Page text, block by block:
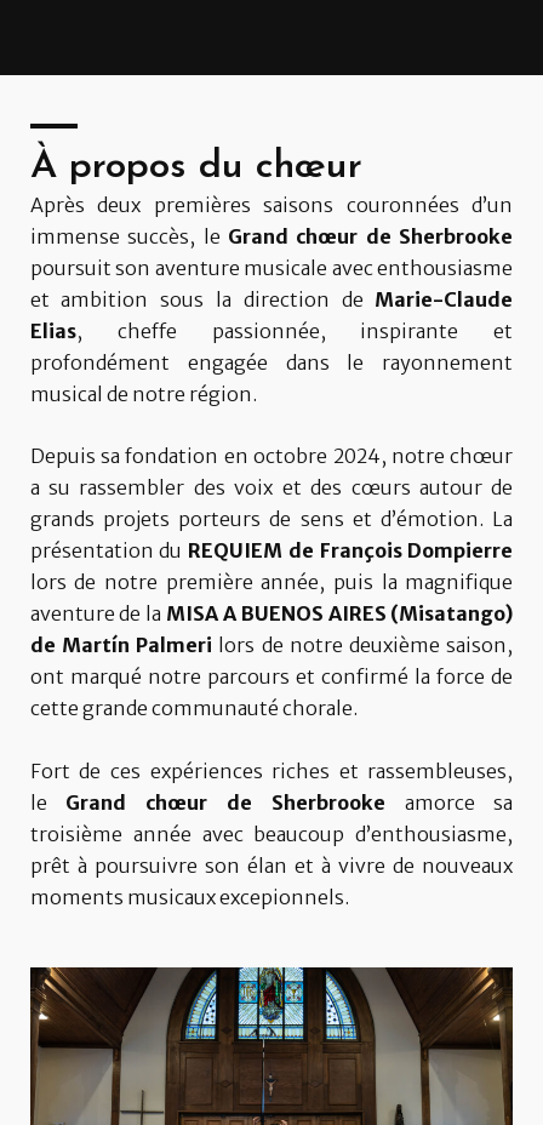
À propos du chœur
Après deux premières saisons couronnées d’un
immense succès, le Grand chœur de Sherbrooke
poursuit son aventure musicale avec enthousiasme
et ambition sous la direction de Marie-Claude
Elias, cheffe passionnée, inspirante et
profondément engagée dans le rayonnement
musical de notre région.
Depuis sa fondation en octobre 2024, notre chœur
a su rassembler des voix et des cœurs autour de
grands projets porteurs de sens et d’émotion. La
présentation du REQUIEM de François Dompierre
lors de notre première année, puis la magnifique
aventure de la MISA A BUENOS AIRES (Misatango)
de Martín Palmeri lors de notre deuxième saison,
ont marqué notre parcours et confirmé la force de
cette grande communauté chorale.
Fort de ces expériences riches et rassembleuses,
le Grand chœur de Sherbrooke amorce sa
troisième année avec beaucoup d’enthousiasme,
prêt à poursuivre son élan et à vivre de nouveaux
moments musicaux excepionnels.